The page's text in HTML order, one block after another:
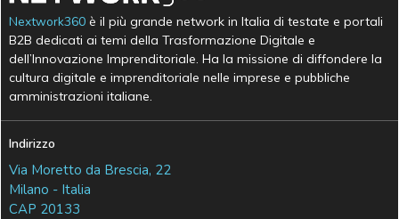
Nextwork360 è il più grande network in Italia di testate e portali
B2B dedicati ai temi della Trasformazione Digitale e
dell’Innovazione Imprenditoriale. Ha la missione di diffondere la
cultura digitale e imprenditoriale nelle imprese e pubbliche
amministrazioni italiane.
Indirizzo
Via Moretto da Brescia, 22
Milano - Italia
CAP 20133